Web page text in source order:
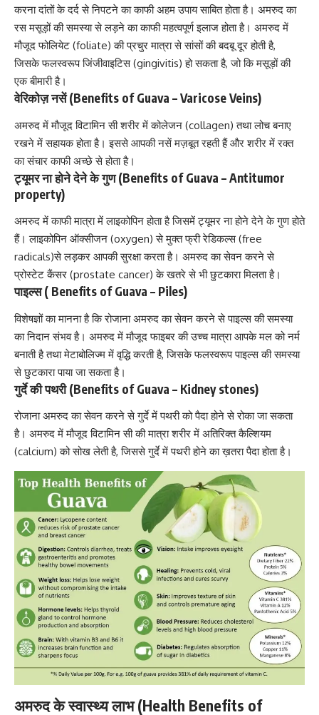
करनादांतों के दर्द से निपटने का काफी अहम उपायसाबित होता है। अमरुद का
रस मसूड़ों की समस्या से लड़ने का काफी महत्वपूर्ण इलाज होता है। अमरुद में
मौजूद फोलियेट (foliate) की प्रचुर मात्रा से सांसों की बदबू दूर होती है,
जिसके फलस्वरूप जिंजीवाइटिस (gingivitis) हो सकता है, जो कि मसूड़ों की
एक बीमारी है।
वेरिकोज़ नसें (Benefits of Guava – Varicose Veins)
अमरुद में मौजूद विटामिन सी शरीर में कोलेजन (collagen) तथा लोच बनाए
रखने में सहायक होता है। इससे आपकी नसें मज़बूत रहती हैं और शरीर में रक्त
का संचार काफी अच्छे से होता है।
ट्यूमर ना होने देने के गुण (Benefits of Guava – Antitumor
property)
अमरुद में काफी मात्रा में लाइकोपिन होता है जिसमें ट्यूमर ना होने देने के गुण होते
हैं। लाइकोपिन ऑक्सीजन (oxygen) से मुक्त फ्री रेडिकल्स (free
radicals)से लड़कर आपकी सुरक्षा करता है। अमरुद का सेवन करने से
प्रोस्टेट कैंसर (prostate cancer) के खतरे से भी छुटकारा मिलता है।
पाइल्स ( Benefits of Guava – Piles)
विशेषज्ञों का मानना है कि रोजाना अमरुद का सेवन करने से पाइल्स की समस्या
का निदान संभव है। अमरुद में मौजूद फाइबर की उच्च मात्रा आपके मल को नर्म
बनाती है तथा मेटाबोलिज्म में वृद्धि करती है, जिसके फलस्वरूप पाइल्स की समस्या
से छुटकारा पाया जा सकता है।
गुर्दे की पथरी (Benefits of Guava – Kidney stones)
रोजाना अमरुद का सेवन करने सेगुर्दे में पथरी को पैदा होने से रोका जा सकता
है। अमरुद में मौजूद विटामिन सी की मात्रा शरीर में अतिरिक्त कैल्शियम
(calcium) को सोख लेती है, जिससे गुर्दे में पथरी होने का ख़तरा पैदा होता है।
अमरुद के स्वास्थ्य लाभ (Health Benefits of